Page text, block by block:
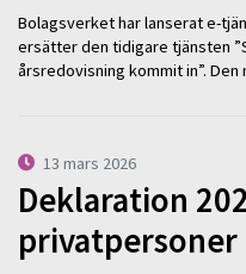
Bolagsverket har lanserat e-
ersätter den tidigare tjänsten
årsredovisning kommit in”.
13 mars 2026
Deklaration
privatpersoner